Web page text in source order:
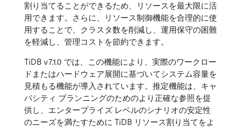
割り当てることができるため、リソースを最大限に活
用できます。さらに、リソース制御機能を合理的に使
用することで、クラスタ数を削減し、運用保守の困難
を軽減し、管理コストを節約できます。
TiDB v7.1.0 では、この機能により、実際のワークロー
ドまたはハードウェア展開に基づいてシステム容量を
見積もる機能が導入されています。推定機能は、キャ
パシティ プランニングのためのより正確な参照を提
供し、エンタープライズ レベルのシナリオの安定性
のニーズを満たすために TiDB リソース割り当てをよ